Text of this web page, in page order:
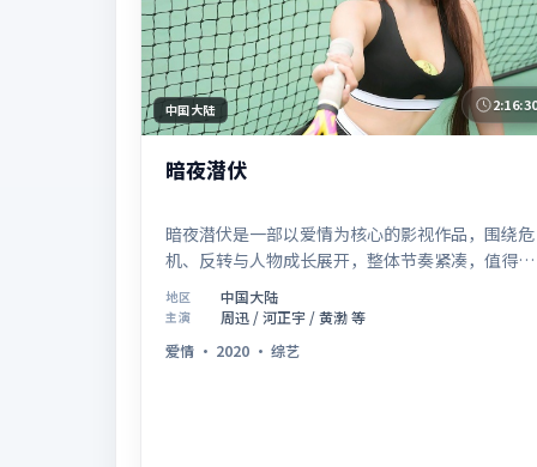
中国大陆
暗夜潜伏
暗夜潜伏是一部以爱情为核心的影视作品，围绕危
机、反转与人物成长展开，整体节奏紧凑，值得推
荐观看。
地区 中国大陆
主演
周迅 / 河正宇 / 黄渤 等
爱情 · 2020 · 综艺